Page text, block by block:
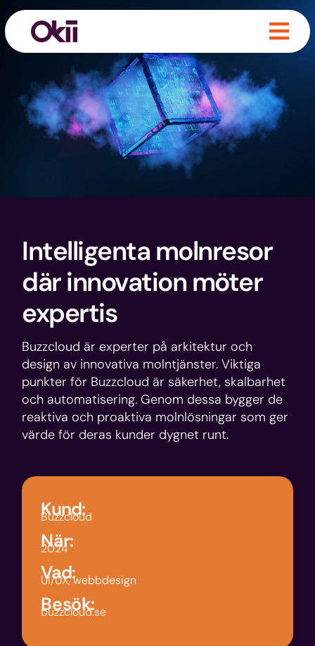
Intelligenta molnresor
där innovation möter
expertis
Buzzcloud är experter på arkitektur och
design av innovativa molntjänster. Viktiga
punkter för Buzzcloud är säkerhet, skalbarhet
och automatisering. Genom dessa bygger de
reaktiva och proaktiva molnlösningar som ger
värde för deras kunder dygnet runt.
Kund:
Buzzcloud
När:
2024
Vad:
UI/UX, webbdesign
Besök:
buzzcloud.se